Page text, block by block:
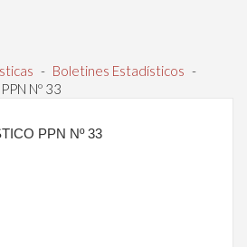
- Boletines Estadísticos -
Nº 33
PPN Nº 33